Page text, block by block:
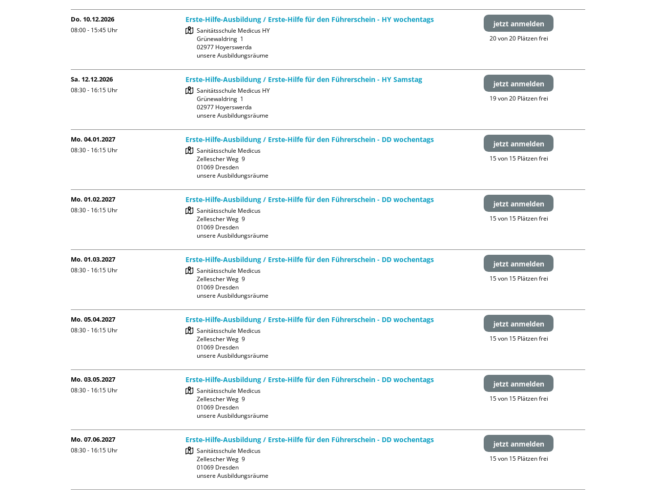
Do. 10.12.2026
08:00 - 15:45 Uhr
Erste-Hilfe-Ausbildung / Erste-Hilfe für den Führerschein - HY wochentags
Sanitätsschule Medicus HY
Grünewaldring  1
02977 Hoyerswerda
unsere Ausbildungsräume
jetzt anmelden
20 von 20 Plätzen frei
Sa. 12.12.2026
08:30 - 16:15 Uhr
Erste-Hilfe-Ausbildung / Erste-Hilfe für den Führerschein - HY Samstag
Sanitätsschule Medicus HY
Grünewaldring  1
02977 Hoyerswerda
unsere Ausbildungsräume
jetzt anmelden
19 von 20 Plätzen frei
Mo. 04.01.2027
08:30 - 16:15 Uhr
Erste-Hilfe-Ausbildung / Erste-Hilfe für den Führerschein - DD wochentags
Sanitätsschule Medicus
Zellescher Weg  9
01069 Dresden
unsere Ausbildungsräume
jetzt anmelden
15 von 15 Plätzen frei
Mo. 01.02.2027
08:30 - 16:15 Uhr
Erste-Hilfe-Ausbildung / Erste-Hilfe für den Führerschein - DD wochentags
Sanitätsschule Medicus
Zellescher Weg  9
01069 Dresden
unsere Ausbildungsräume
jetzt anmelden
15 von 15 Plätzen frei
Mo. 01.03.2027
08:30 - 16:15 Uhr
Erste-Hilfe-Ausbildung / Erste-Hilfe für den Führerschein - DD wochentags
Sanitätsschule Medicus
Zellescher Weg  9
01069 Dresden
unsere Ausbildungsräume
jetzt anmelden
15 von 15 Plätzen frei
Mo. 05.04.2027
08:30 - 16:15 Uhr
Erste-Hilfe-Ausbildung / Erste-Hilfe für den Führerschein - DD wochentags
Sanitätsschule Medicus
Zellescher Weg  9
01069 Dresden
unsere Ausbildungsräume
jetzt anmelden
15 von 15 Plätzen frei
Mo. 03.05.2027
08:30 - 16:15 Uhr
Erste-Hilfe-Ausbildung / Erste-Hilfe für den Führerschein - DD wochentags
Sanitätsschule Medicus
Zellescher Weg  9
01069 Dresden
unsere Ausbildungsräume
jetzt anmelden
15 von 15 Plätzen frei
Mo. 07.06.2027
08:30 - 16:15 Uhr
Erste-Hilfe-Ausbildung / Erste-Hilfe für den Führerschein - DD wochentags
Sanitätsschule Medicus
Zellescher Weg  9
01069 Dresden
unsere Ausbildungsräume
jetzt anmelden
15 von 15 Plätzen frei